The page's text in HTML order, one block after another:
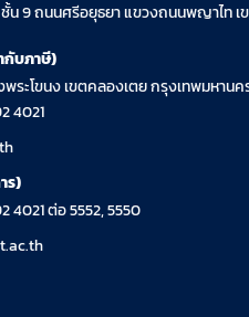
9 ถนนศรีอยุธยา แขวงถนนพญาไท เ
กับภาษี)
ะโขนง เขตคลองเตย กรุงเทพมหานคร
4021
ร)
4021 ต่อ 5552, 5550